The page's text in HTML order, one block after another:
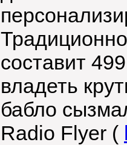
составит
владеть
бабло
Radio Flyer (